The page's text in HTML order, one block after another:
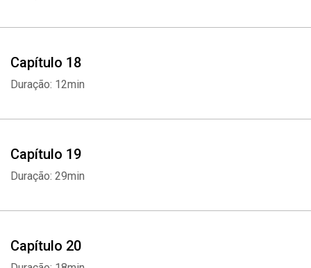
Capítulo 18
Duração: 12min
Capítulo 19
Duração: 29min
Capítulo 20